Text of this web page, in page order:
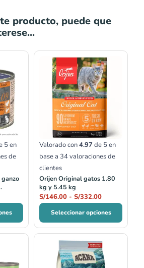
producto, puede que
5 en
de
Valorado con4.97 de 5 en
base a 34valoraciones de
clientes
Orijen Original gatos 1.80
kg y 5.45 kg
S/146.00 - S/332.00
Rango
de
precios:
desde
hasta
S/332.00
Seleccionar opciones
de
precios: